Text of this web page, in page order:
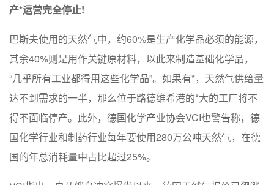
产*运营完全停止!
巴斯夫使用的天然气中，约60%是生产化学品必须的能源，
其余40%则是用作关键原材料，以此来制造基础化学品，
“几乎所有工业都得用这些化学品”。如果有*，天然气供给量
达不到需求的一半，那么位于路德维希港的*大的工厂将不
得不面临停产。此外，德国化学产业协会VCI也警告称，德
国化学行业和制药行业每年要使用280万公吨天然气，在德
国的年总消耗量中占比超过25%。